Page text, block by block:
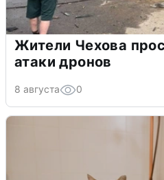
Жители Чехова
атаки дронов
8 августа 0